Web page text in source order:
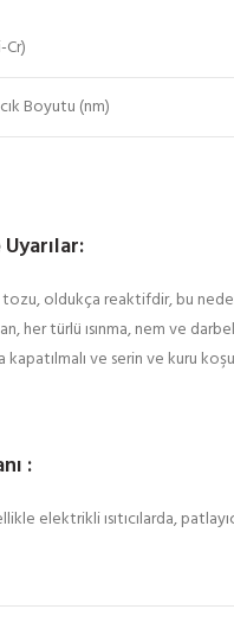
Cr)
Boyutu (nm)
tozu, oldukça reaktifdir, bu
her türlü ısınma, nem ve
ve serin ve kuru
:
elektrikli ısıtıcılarda,